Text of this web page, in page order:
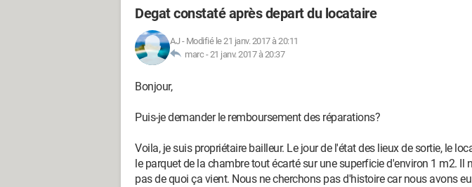
Degat constaté après depart du locataire
AJ - Modifié le 21 janv. 2017 à 20:11
marc -21 janv. 2017 à 20:37
Bonjour,
Puis-je demander le remboursement des réparations?
Voila, je suis propriétaire bailleur. Le jour de l'état des lieux de sortie, le
le parquet de la chambre tout écarté sur une superficie d'environ 1 m2. Il
pas de quoi ça vient. Nous ne cherchons pas d'histoire car nous avons